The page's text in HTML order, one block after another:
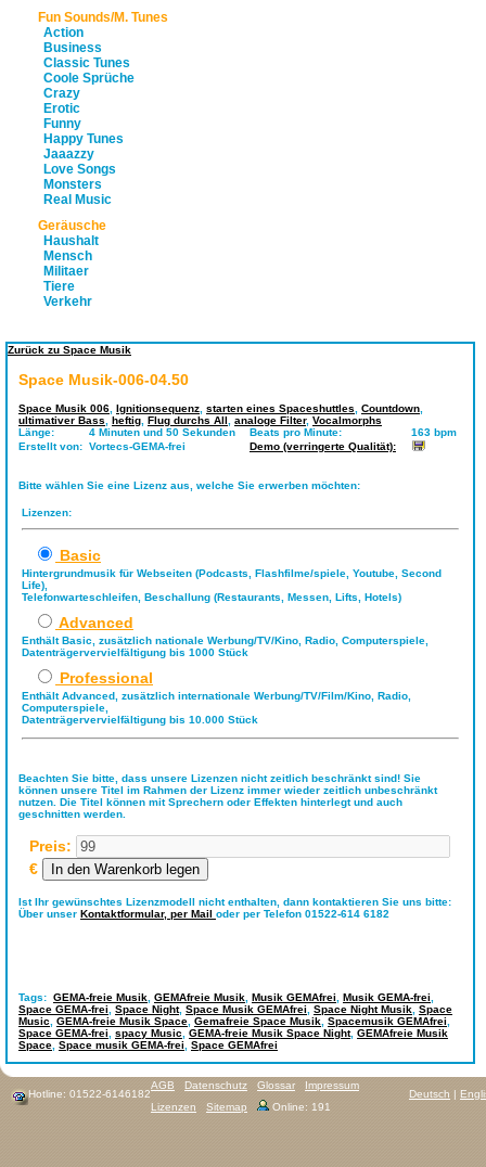
Fun Sounds/M. Tunes
Action
Business
Classic Tunes
Coole Sprüche
Crazy
Erotic
Funny
Happy Tunes
Jaaazzy
Love Songs
Monsters
Real Music
Geräusche
Haushalt
Mensch
Militaer
Tiere
Verkehr
Zurück zu Space Musik
Space Musik-006-04.50
Space Musik 006 Ignitionsequenz starten eines Spaceshuttles Countdown
ultimativer Bass
heftig Flug durchs All analoge Filter, Vocalmorphs
Länge:
4 Minuten und 50 Sekunden Beats pro Minute:
163 bpm
Erstellt von: Vortecs-GEMA-frei Demo (verringerte Qualität):
Bitte wählen Sie eine Lizenz aus, welche Sie erwerben möchten:
Lizenzen:
Basic
Hintergrundmusik für Webseiten (Podcasts, Flashfilme/spiele, Youtube, Second
Life),
Telefonwarteschleifen, Beschallung (Restaurants, Messen, Lifts, Hotels)
Advanced
Enthält Basic, zusätzlich nationale Werbung/TV/Kino, Radio, Computerspiele,
Datenträgervervielfältigung bis 1000 Stück
Professional
Enthält Advanced, zusätzlich internationale Werbung/TV/Film/Kino, Radio,
Computerspiele,
Datenträgervervielfältigung bis 10.000 Stück
Beachten Sie bitte, dass unsere Lizenzen nicht zeitlich beschränkt sind! Sie
können unsere Titel im Rahmen der Lizenz immer wieder zeitlich unbeschränkt
nutzen. Die Titel können mit Sprechern oder Effekten hinterlegt und auch
geschnitten werden.
Preis:
€
Ist Ihr gewünschtes Lizenzmodell nicht enthalten, dann kontaktieren Sie uns bitte:
Über unser Kontaktformular, per Mail oder per Telefon 01522-614 6182
Tags: GEMA-freie Musik GEMAfreie Musik Musik GEMAfrei Musik GEMA-frei
Space GEMA-frei
Space Night, Space Musik GEMAfrei Space Night Musik Space
Music
GEMA-freie Musik Space Gemafreie Space Musik Spacemusik GEMAfrei
Space GEMA-frei
spacy Music GEMA-freie Musik Space Night, GEMAfreie Musik
Space Space musik GEMA-frei Space GEMAfrei
Hotline: 01522-6146182 Deutsch |
AGB Datenschutz Glossar
Impressum
Lizenzen
Sitemap Online: 191